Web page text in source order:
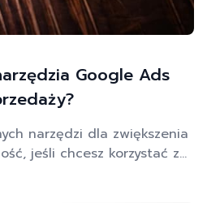
Google Ads
narzędzi dla zwiększenia
jeśli chcesz korzystać z
które wspierają cały